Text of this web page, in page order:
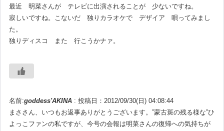
最近 明菜さんが テレビに出演されることが 少ないですね。
寂しいですね。こないだ 独りカラオケで デザイア 唄ってみまし
た。
独りディスコ また 行こうかナァ。
名前:goddess'AKINA : 投稿日：2012/09/30(日) 04:08:44
まささん、いつもお返事ありがとうございます。”蒙古斑の残る様な”ひ
よっこファンの私ですが、今号の会報は明菜さんの復帰への気持ちが